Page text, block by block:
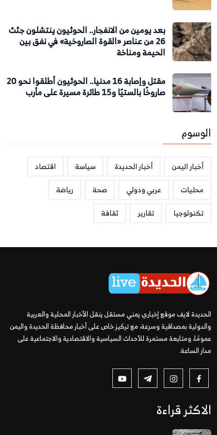
بعد يومين من الانفجار.. الحوثيون ينتشلون جثث
26 من عناصر «القوة الصاروخية» في نفق بين
الحيمة ومناخة
مقتل وإصابة 16 مدنيا.. الحوثيون أطلقوا نحو 20
صاروخًا بالستيًا و15 طائرة مسيرة على مأرب
الوسوم
أخبار اليمن أخبار الحديدة سياسة
اقتصاد
محليات
عربي ودولي صحة
رياضة
تكنولوجيا
تقارير ثقافة
الحديدة لايف موقع إخباري يمني مستقل ينقل الأخبار المحلية والعربية
والدولية بمصداقية وسرعة، مع تركيز خاص على أخبار محافظة الحديدة واليمن
عمومًا، ومتابعة مستمرة للأحداث السياسية والاقتصادية والاجتماعية على
مدار الساعة.
الاكثر قراءة